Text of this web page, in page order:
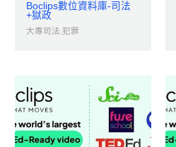
Boclips數位資料庫-司法
+獄政
大專司法.犯罪